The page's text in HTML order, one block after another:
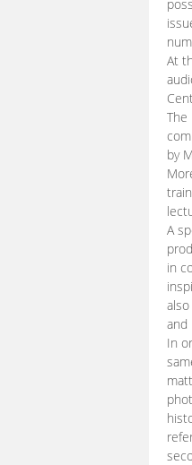
At
The
by
A
in
and
In